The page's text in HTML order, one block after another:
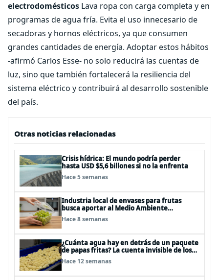
electrodomésticos Lava ropa con carga completa y en
programas de agua fría. Evita el uso innecesario de
secadoras y hornos eléctricos, ya que consumen
grandes cantidades de energía. Adoptar estos hábitos
-afirmó Carlos Esse- no solo reducirá las cuentas de
luz, sino que también fortalecerá la resiliencia del
sistema eléctrico y contribuirá al desarrollo sostenible
del país.
Otras noticias relacionadas
Crisis hídrica: El mundo podría perder
hasta USD $5,6 billones si no la enfrenta
Hace 5 semanas
Industria local de envases para frutas
busca aportar al Medio Ambiente
reduciendo el uso de plástico en sus
productos
Hace 8 semanas
¿Cuánta agua hay en detrás de un paquete
de papas fritas? La cuenta invisible de los
snacks
Hace 12 semanas